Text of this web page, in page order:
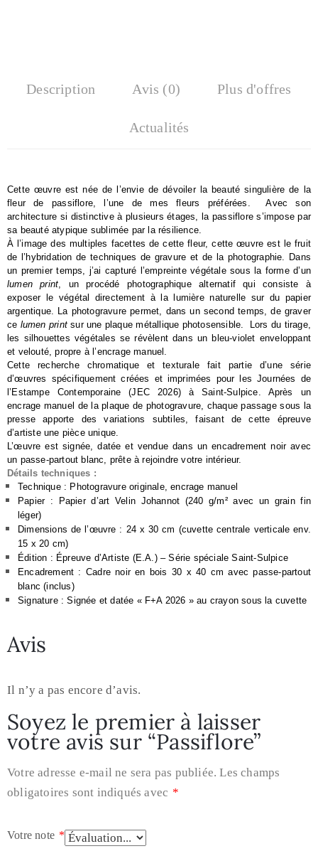
Description Avis (0) Plus d'offres
Actualités
Cette œuvre est née de l’envie de dévoiler la beauté singulière de la
fleur de passiflore, l’une de mes fleurs préférées.  Avec son
architecture si distinctive à plusieurs étages, la passiflore s’impose par
sa beauté atypique sublimée par la résilience.
À l’image des multiples facettes de cette fleur, cette œuvre est le fruit
de l’hybridation de techniques de gravure et de la photographie. Dans
lumen print , un procédé photographique alternatif qui consiste à
exposer le végétal directement à la lumière naturelle sur du papier
argentique. La photogravure permet, dans un second temps, de graver
ce lumen print sur une plaque métallique photosensible.  Lors du tirage,
les silhouettes végétales se révèlent dans un bleu-violet enveloppant
et velouté, propre à l’encrage manuel.
Cette recherche chromatique et texturale fait partie d’une série
d’œuvres spécifiquement créées et imprimées pour les Journées de
l’Estampe Contemporaine (JEC 2026) à Saint-Sulpice. Après un
encrage manuel de la plaque de photogravure, chaque passage sous la
presse apporte des variations subtiles, faisant de cette épreuve
d’artiste une pièce unique.
L’œuvre est signée, datée et vendue dans un encadrement noir avec
un passe-partout blanc, prête à rejoindre votre intérieur.
Détails techniques :
Technique : Photogravure originale, encrage manuel
Papier : Papier d’art Velin Johannot (240 g/m² avec un grain fin
léger)
Dimensions de l’œuvre : 24 x 30 cm (cuvette centrale verticale env.
15 x 20 cm)
Édition : Épreuve d’Artiste (E.A.) – Série spéciale Saint-Sulpice
Encadrement : Cadre noir en bois 30 x 40 cm avec passe-partout
blanc (inclus)
Signature : Signée et datée « F+A 2026 » au crayon sous la cuvette
Avis
Il n’y a pas encore d’avis.
Soyez le premier à laisser
votre avis sur “Passiflore”
Votre adresse e-mail ne sera pas publiée. Les champs
obligatoires sont indiqués avec *
Votre note *